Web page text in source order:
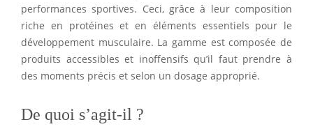
performances sportives. Ceci, grâce à leur composition
riche en protéines et en éléments essentiels pour le
développement musculaire. La gamme est composée de
produits accessibles et inoffensifs qu’il faut prendre à
des moments précis et selon un dosage approprié.
De quoi s’agit-il ?